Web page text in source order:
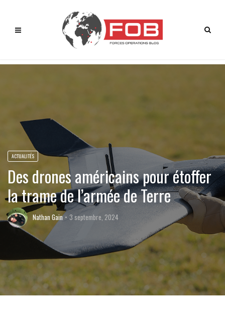
ACTUALITÉS
Des drones américains pour étoffer
la trame de l’armée de Terre
Nathan Gain 3 septembre, 2024